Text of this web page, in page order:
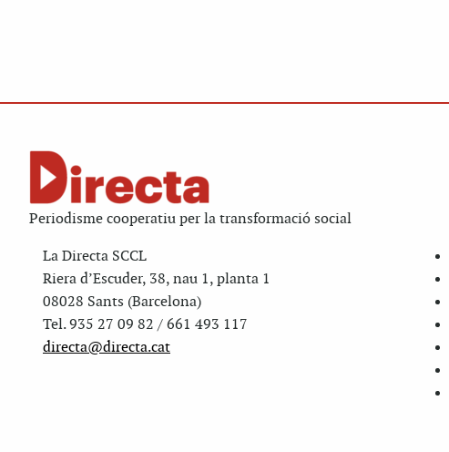
Periodisme cooperatiu per la transformació social
La Directa SCCL
Riera d’Escuder, 38, nau 1, planta 1
08028 Sants (Barcelona)
Tel. 935 27 09 82 / 661 493 117
directa@directa.cat